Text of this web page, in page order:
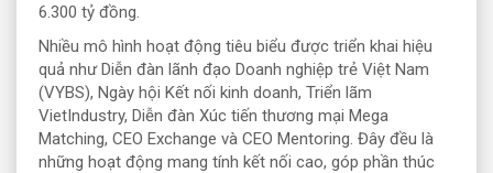
6.300 tỷ đồng.
Nhiều mô hình hoạt động tiêu biểu được triển khai hiệu
quả như Diễn đàn lãnh đạo Doanh nghiệp trẻ Việt Nam
(VYBS), Ngày hội Kết nối kinh doanh, Triển lãm
VietIndustry, Diễn đàn Xúc tiến thương mại Mega
Matching, CEO Exchange và CEO Mentoring. Đây đều là
những hoạt động mang tính kết nối cao, góp phần thúc